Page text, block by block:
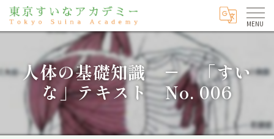
人体の基礎知識 － 「すい
な」テキスト No. 006